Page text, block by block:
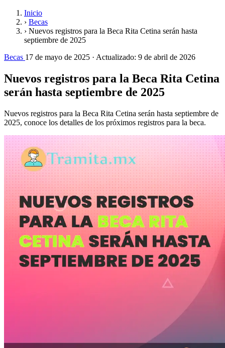
Inicio
› Becas
› Nuevos registros para la Beca Rita Cetina serán hasta
septiembre de 2025
Becas 17 de mayo de 2025 · Actualizado: 9 de abril de 2026
Nuevos registros para la Beca Rita Cetina
serán hasta septiembre de 2025
Nuevos registros para la Beca Rita Cetina serán hasta septiembre de
2025, conoce los detalles de los próximos registros para la beca.